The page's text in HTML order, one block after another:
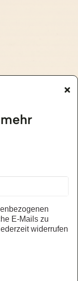
E-Mails zu
widerrufen